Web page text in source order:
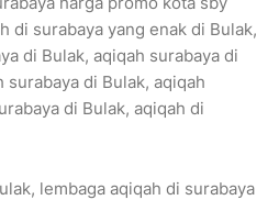
di surabaya yang enak di Bulak,
di Bulak, aqiqah surabaya di
surabaya di Bulak, aqiqah
di Bulak, aqiqah di
lembaga aqiqah di surabaya